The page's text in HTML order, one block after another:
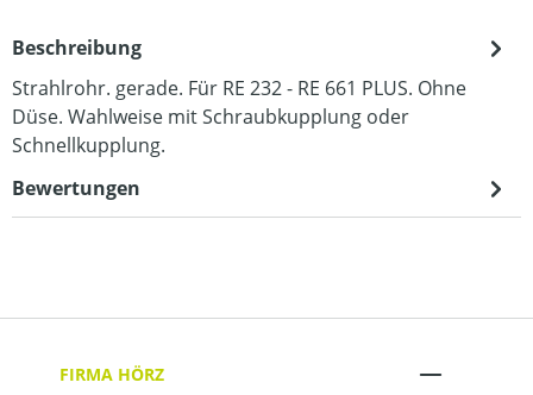
Beschreibung
Strahlrohr. gerade. Für RE 232 - RE 661 PLUS. Ohne
Düse. Wahlweise mit Schraubkupplung oder
Schnellkupplung.
Bewertungen
FIRMA HÖRZ